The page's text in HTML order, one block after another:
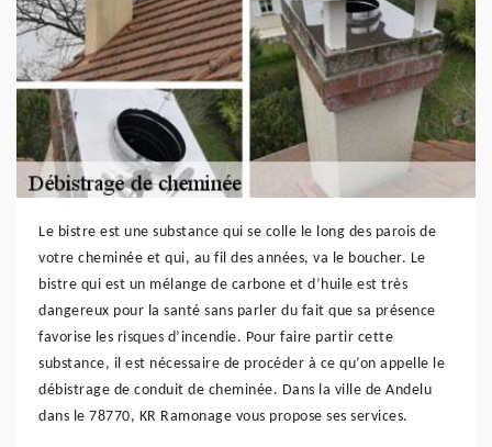
Le bistre est une substance qui se colle le long des parois de
votre cheminée et qui, au fil des années, va le boucher. Le
bistre qui est un mélange de carbone et d’huile est très
dangereux pour la santé sans parler du fait que sa présence
favorise les risques d’incendie. Pour faire partir cette
substance, il est nécessaire de procéder à ce qu’on appelle le
débistrage de conduit de cheminée. Dans la ville de Andelu
dans le 78770, KR Ramonage vous propose ses services.